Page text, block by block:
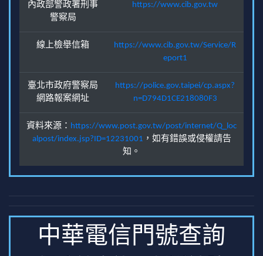
內政部警政署刑事
警察局
https://www.cib.gov.tw
線上檢舉信箱
https://www.cib.gov.tw/Service/R
eport1
臺北市政府警察局
網路報案網址
https://police.gov.taipei/cp.aspx?
n=D794D1CE218080F3
資料來源： https://www.post.gov.tw/post/internet/Q_loc
alpost/index.jsp?ID=12231001 ，如有錯誤或侵權請告
知。
中華電信門號查詢